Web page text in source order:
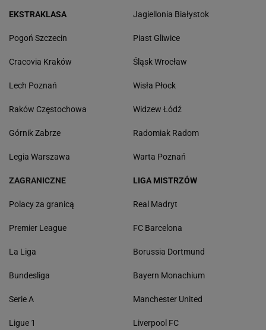
EKSTRAKLASA
Pogoń Szczecin
Cracovia Kraków
Lech Poznań
Raków Częstochowa
Górnik Zabrze
Legia Warszawa
Jagiellonia Białystok
Piast Gliwice
Śląsk Wrocław
Wisła Płock
Widzew Łódź
Radomiak Radom
Warta Poznań
ZAGRANICZNE
Polacy za granicą
Premier League
La Liga
Bundesliga
Serie A
Ligue 1
LIGA MISTRZÓW
Real Madryt
FC Barcelona
Borussia Dortmund
Bayern Monachium
Manchester United
Liverpool FC